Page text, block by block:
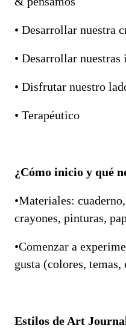
• Desarrollar nuestra
• Desarrollar
• Disfrutar nuestro
• Terapéutico
¿Cómo inicio y qué
•Materiales:
crayones, pinturas,
•Comenzar a
gusta (colores, temas,
Estilos de Art